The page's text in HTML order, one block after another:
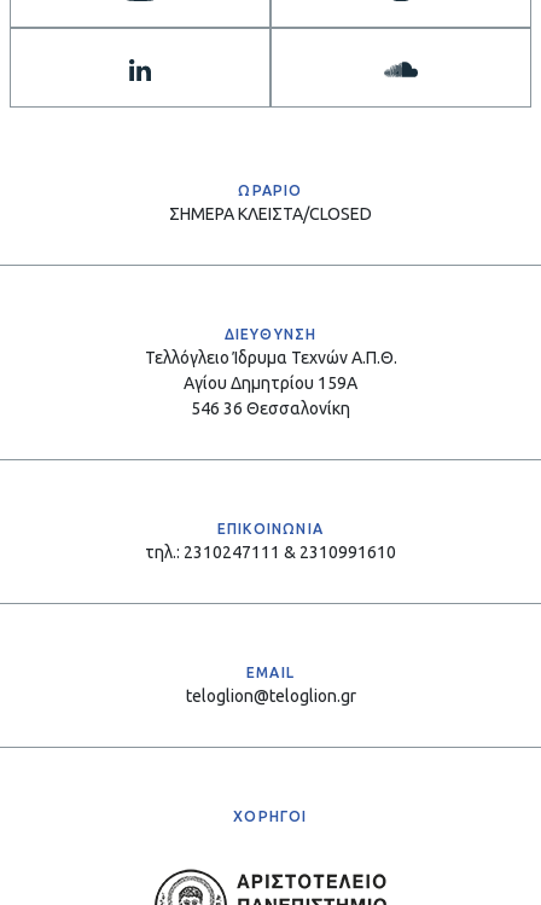
ΩΡΑΡΙΟ
ΣΗΜΕΡΑΚΛΕΙΣΤΑ/CLOSED
ΔΙΕΥΘΥΝΣΗ
Τελλόγλειο Ίδρυμα Τεχνών Α.Π.Θ.
Αγίου Δημητρίου 159Α
546 36 Θεσσαλονίκη
ΕΠΙΚΟΙΝΩΝΙΑ
τηλ.: 2310247111 & 2310991610
EMAIL
teloglion@teloglion.gr
ΧΟΡΗΓΟΙ